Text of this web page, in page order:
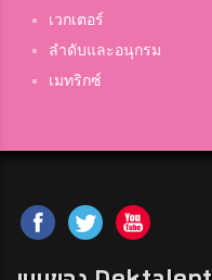
เวกเตอร์
ลำดับและอนุกรม
เมทริกซ์